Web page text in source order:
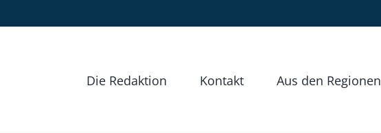
Die Redaktion Kontakt Aus den Regionen